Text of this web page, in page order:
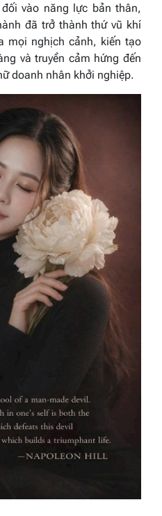
vào năng lực bản thân,
đã trở thành thứ vũ khí
mọi nghịch cảnh, kiến tạo
và truyền cảm hứng đến
doanh nhân khởi nghiệp.